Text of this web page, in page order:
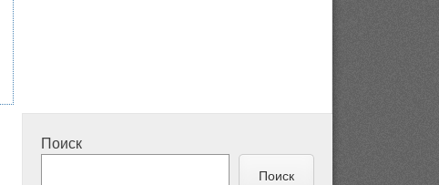
Поиск
Поиск